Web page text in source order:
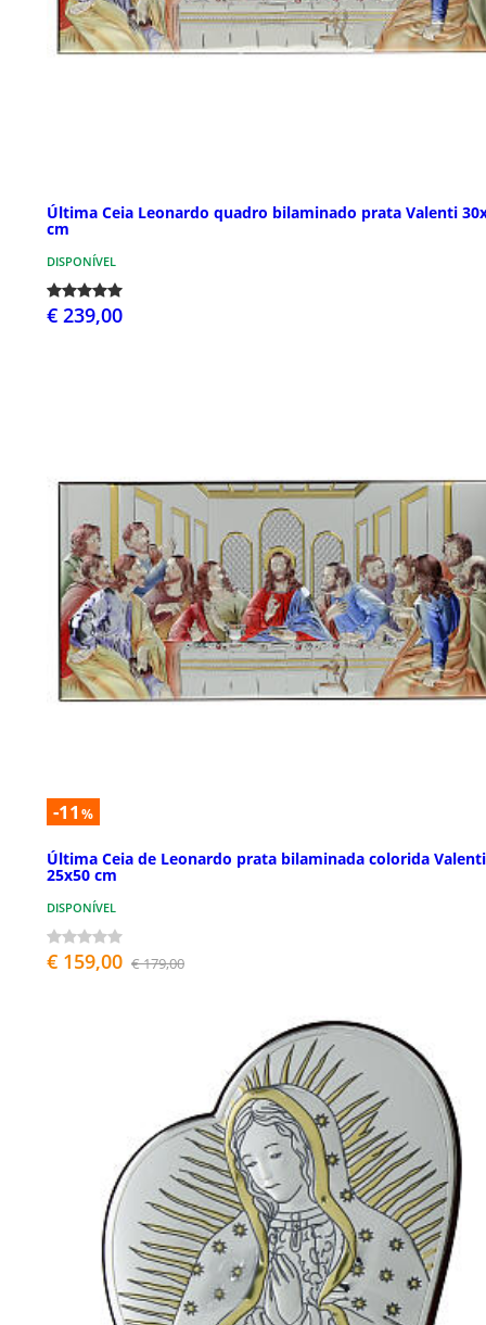
Última Ceia Leonardo quadro bilaminado prata Valenti
cm
DISPONÍVEL
€ 239,00
-11 %
Última Ceia de Leonardo prata bilaminada colorida Valenti
25x50 cm
DISPONÍVEL
€ 159,00 € 179,00